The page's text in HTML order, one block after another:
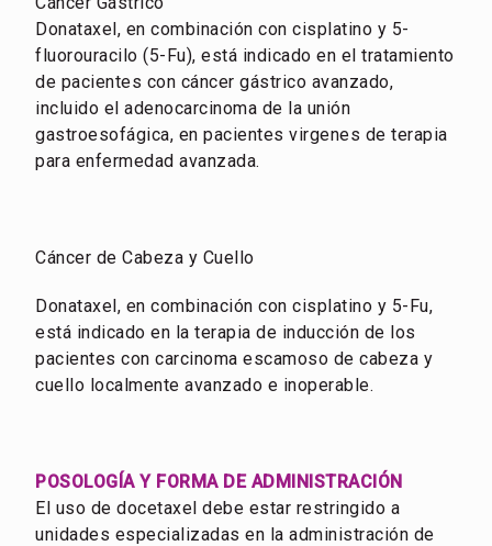
Donataxel, en combinación con cisplatino y 5-
fluorouracilo (5-Fu), está indicado en el tratamiento
de pacientes con cáncer gástrico avanzado,
incluido el adenocarcinoma de la unión
gastroesofágica, en pacientes virgenes de terapia
para enfermedad avanzada.
Cáncer de Cabeza y Cuello
Donataxel, en combinación con cisplatino y 5-Fu,
está indicado en la terapia de inducción de los
pacientes con carcinoma escamoso de cabeza y
cuello localmente avanzado e inoperable.
POSOLOGÍA Y FORMA DE ADMINISTRACIÓN
El uso de docetaxel debe estar restringido a
unidades especializadas en la administración de